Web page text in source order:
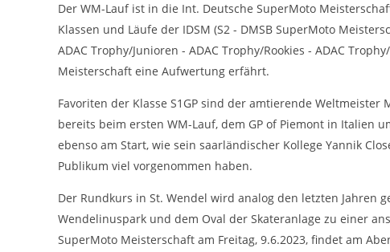
Der WM-Lauf ist in die Int. Deutsche SuperMoto
Klassen und Läufe der IDSM (S2 - DMSB SuperMoto
ADAC Trophy/Junioren - ADAC Trophy/Rookies - ADAC
Meisterschaft eine Aufwertung erfährt.
Favoriten der Klasse S1GP sind der amtierende
bereits beim ersten WM-Lauf, dem GP of Piemont in Italien
ebenso am Start, wie sein saarländischer Kollege Yannik
Publikum viel vorgenommen haben.
Der Rundkurs in St. Wendel wird analog den letzten Jahren
Wendelinuspark und dem Oval der Skateranlage zu einer
SuperMoto Meisterschaft am Freitag, 9.6.2023, findet am
Statistiken
Cookies, die der Sammlung von Informationen und Erstellung von
Berichten über die Website-Nutzungsstatistik dienen, ohne dass
einzelne Besucher persönlich identifiziert werden können.
Google Analytics
_gat, _ga, _gid
Anbieter: Google LLC
Zweck:
Diese Cookies dienen zur Erhebung von
Cookie Laufzeit: 24 Monate